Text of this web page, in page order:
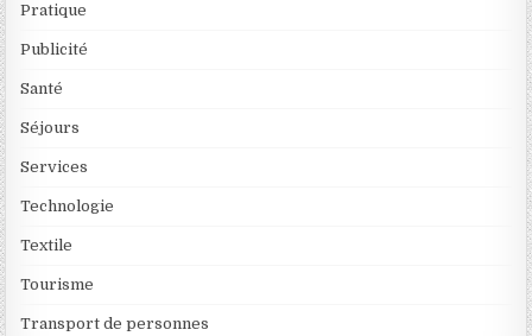
Pratique
Publicité
Santé
Séjours
Services
Technologie
Textile
Tourisme
Transport de personnes